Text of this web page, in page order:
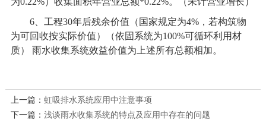
6、工程30年后残余价值（国家规定为4%，若构筑物
为可回收按实际价值）（依固系统为100%可循环利用材
质） 雨水收集系统效益价值为上述所有总额相加。
上一篇： 虹吸排水系统应用中注意事项
下一篇： 浅谈雨水收集系统的特点及应用中存在的问题